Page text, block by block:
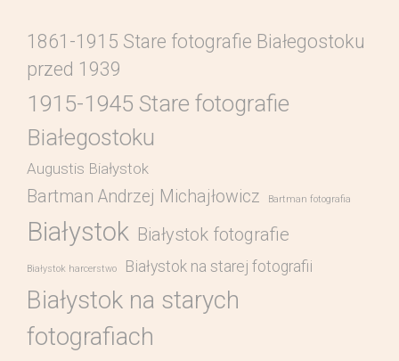
1861-1915 Stare fotografie Białegostoku
przed 1939
1915-1945 Stare fotografie
Białegostoku
Augustis Białystok
Bartman Andrzej Michajłowicz Bartman fotografia
Białystok Białystok fotografie
Białystok harcerstwo Białystok na starej fotografii
Białystok na starych
fotografiach